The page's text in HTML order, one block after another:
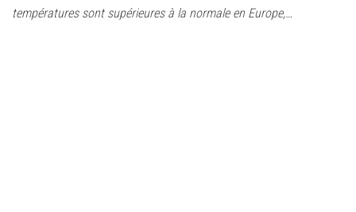
températures sont supérieures à la normale en Europe,…